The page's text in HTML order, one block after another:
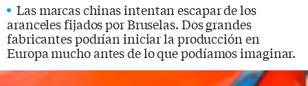
Las marcas chinas intentan escapar de los
aranceles fijados por Bruselas. Dos grandes
fabricantes podrían iniciar la producción en
Europa mucho antes de lo que podíamos imaginar.